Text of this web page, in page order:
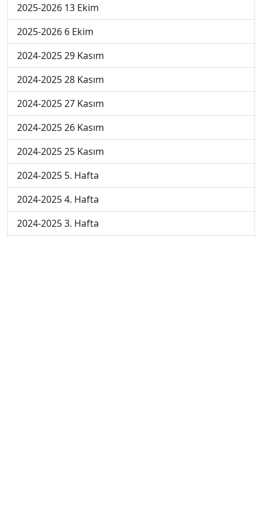
2025-2026 13 Ekim
2025-2026 6 Ekim
2024-2025 29 Kasım
2024-2025 28 Kasım
2024-2025 27 Kasım
2024-2025 26 Kasım
2024-2025 25 Kasım
2024-2025 5. Hafta
2024-2025 4. Hafta
2024-2025 3. Hafta